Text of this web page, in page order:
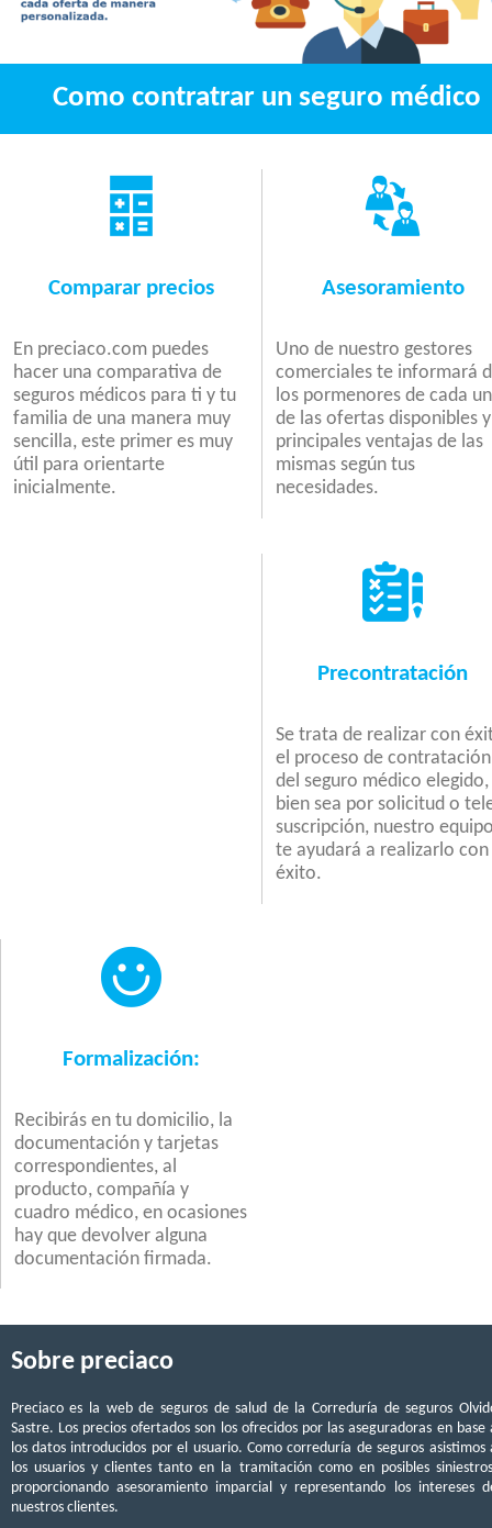
Como contratrar un seguro médico
Comparar precios
En preciaco.com puedes
hacer una comparativa de
seguros médicos para ti y tu
familia de una manera muy
sencilla, este primer es muy
útil para orientarte
inicialmente.
Asesoramiento
Uno de nuestro gestores
comerciales te informará
los pormenores de cada
de las ofertas disponibles y
principales ventajas de las
mismas según tus
necesidades.
Precontratación
Se trata de realizar con
el proceso de contratación
del seguro médico elegido,
bien sea por solicitud o
suscripción, nuestro
te ayudará a realizarlo con
éxito.
Formalización:
Recibirás en tu domicilio, la
documentación y tarjetas
correspondientes, al
producto, compañía y
cuadro médico, en ocasiones
hay que devolver alguna
documentación firmada.
Sobre preciaco
Preciaco es la web de seguros de salud de la Correduría de seguros
Sastre. Los precios ofertados son los ofrecidos por las aseguradoras en base
los datos introducidos por el usuario. Como correduría de seguros asistimos
los usuarios y clientes tanto en la tramitación como en posibles
proporcionando asesoramiento imparcial y representando los intereses
nuestros clientes.